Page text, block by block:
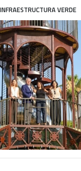
INFRAESTRUCTURA VERDE